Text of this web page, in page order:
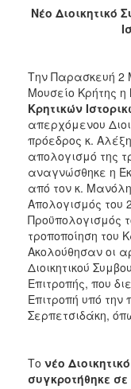
2021
2018
2017
2016
2015
2012
2011
ΔΗΜΟΣ
ΠΟΛΙΤΙΣΜΟΣ
ΑΝΘΕΚΤΙΚΗ
ΠΟΛΗ
Νέο Διοικητικό
Την Παρασκευή 2
Μουσείο Κρήτης η
Κρητικών
απερχόμενου
πρόεδρος κ.
απολογισμό της
αναγνώσθηκε η
από τον κ.
Απολογισμός του
Προϋπολογισμός
τροποποίηση του
Ακολούθησαν οι
Διοικητικού
Επιτροπής, που
Επιτροπή υπό την
Σερπετσιδάκη,
Το νέο
συγκροτήθηκε